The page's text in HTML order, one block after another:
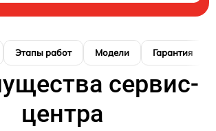
Этапы работ Модели Гарантия
сервис-
центра